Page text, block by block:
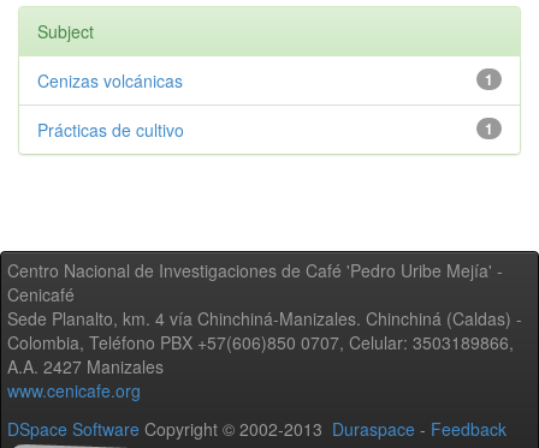
Subject
1
Cenizas volcánicas
1
Prácticas de cultivo
Centro Nacional de Investigaciones de Café 'Pedro Uribe Mejía' -
Cenicafé
Sede Planalto, km. 4 vía Chinchiná-Manizales. Chinchiná (Caldas) -
Colombia, Teléfono PBX +57(606)850 0707, Celular: 3503189866,
A.A. 2427 Manizales
www.cenicafe.org
DSpace Software Copyright © 2002-2013 Duraspace - Feedback